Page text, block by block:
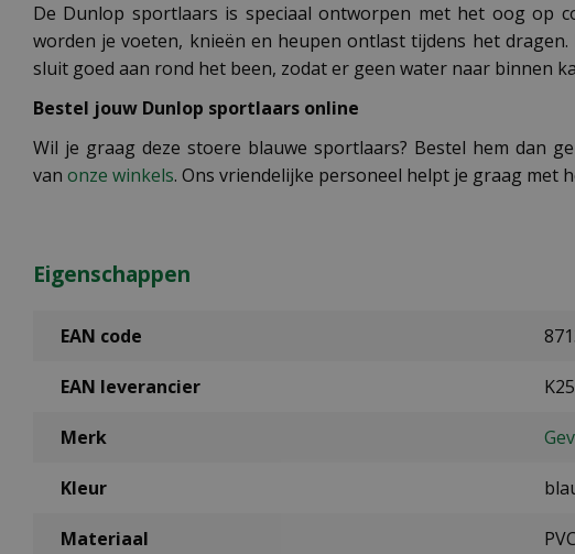
De Dunlop sportlaars is speciaal ontworpen met het oog op
worden je voeten, knieën en heupen ontlast tijdens het
sluit goed aan rond het been, zodat er geen water naar binnen
Bestel jouw Dunlop sportlaars online
Wil je graag deze stoere blauwe sportlaars? Bestel hem dan
van onze winkels. Ons vriendelijke personeel helpt je graag met
Eigenschappen
EAN code
EAN leverancier
Merk
Kleur
Materiaal PVC